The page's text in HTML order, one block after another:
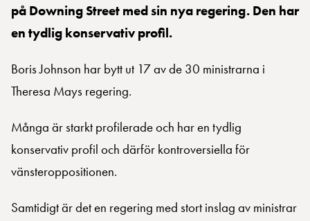
på Downing Street med sin nya regering. Den har
en tydlig konservativ profil.
Boris Johnson har bytt ut 17 av de 30 ministrarna i
Theresa Mays regering.
Många är starkt profilerade och har en tydlig
konservativ profil och därför kontroversiella för
vänsteroppositionen.
Samtidigt är det en regering med stort inslag av ministrar